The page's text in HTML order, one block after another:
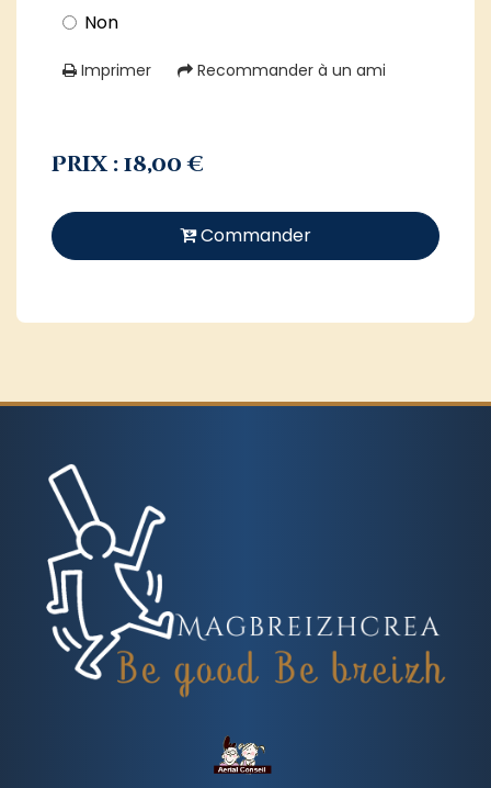
Non
Imprimer Recommander à un ami
Prix : 18,00 €
Commander